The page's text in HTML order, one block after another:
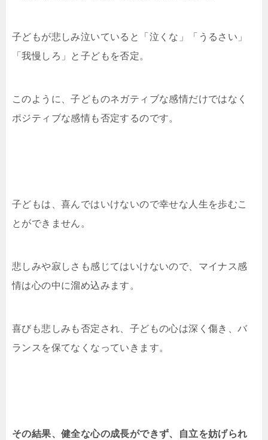
子どもが悲しみ泣いていると「泣くな」「うるさい」
「我慢しろ」と子どもを否定。
このように、子どものネガティブな感情だけではなく
ポジティブな感情も否定するのです。
子どもは、喜んではいけないので幸せな人生を歩むこ
とができません。
悲しみや寂しさも感じてはいけないので、マイナス感
情は心の中に溜め込みます。
喜びも悲しみも否定され、子どもの心は深く傷き、バ
ランスを保てなくなっていきます。
その結果、健全な心の成長ができず、自立を妨げられ